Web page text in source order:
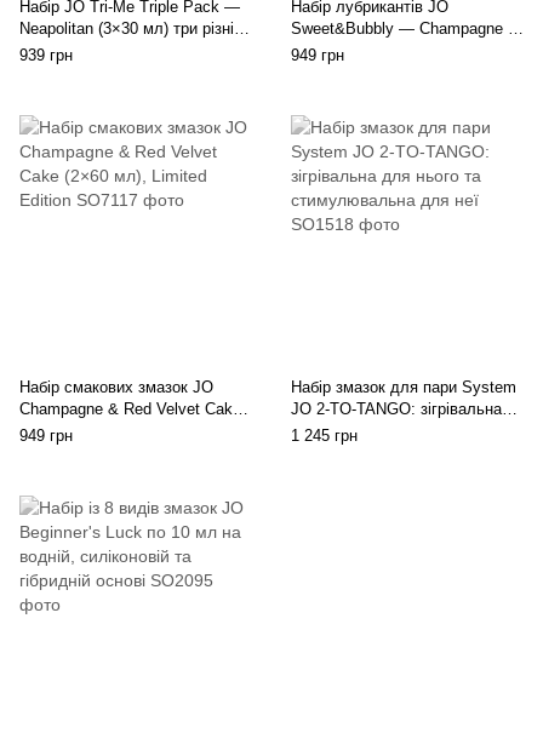
Набір JO Tri-Me Triple Pack —
Neapolitan (3×30 мл) три різні
смаки оральних змазок
939 грн
Набір лубрикантів JO
Sweet&Bubbly — Champagne &
Chocolate Covered Strawberry
949 грн
Набір смакових змазок JO
Champagne & Red Velvet Cake
(2×60 мл), Limited Edition
949 грн
Набір змазок для пари System
JO 2-TO-TANGO: зігрівальна
для нього та стимулювальна
1 245 грн